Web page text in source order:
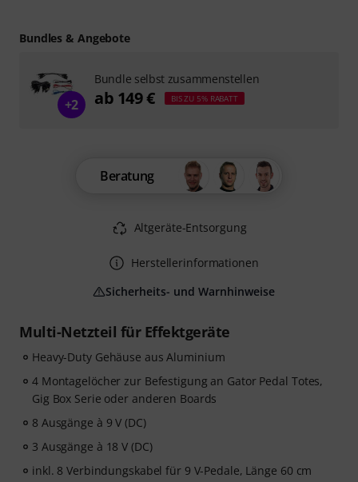
Multi-Netzteil für Effektgeräte
Heavy-Duty Gehäuse aus Aluminium
4 Montagelöcher zur Befestigung an Gator Pedal Totes,
Gig Box Serie oder anderen Boards
8 Ausgänge à 9 V (DC)
3 Ausgänge à 18 V (DC)
inkl. 8 Verbindungskabel für 9 V-Pedale, Länge 60 cm
Beratung
Altgeräte-Entsorgung
Herstellerinformationen
Sicherheits- und Warnhinweise
Bundles & Angebote
+2
Bundle selbst zusammenstellen
ab 149 € BIS ZU 5% RABATT